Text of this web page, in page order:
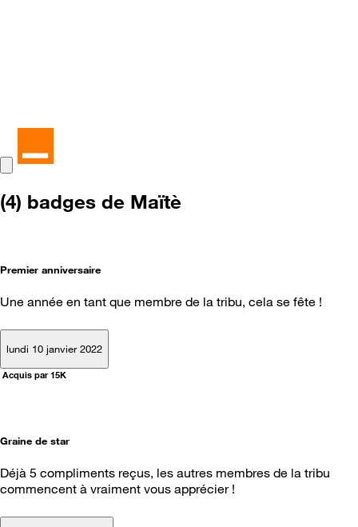
(4) badges de Maïtè
Premier anniversaire
Une année en tant que membre de la tribu, cela se fête !
lundi 10 janvier 2022
Acquis par 15K
Graine de star
Déjà 5 compliments reçus, les autres membres de la tribu
commencent à vraiment vous apprécier !